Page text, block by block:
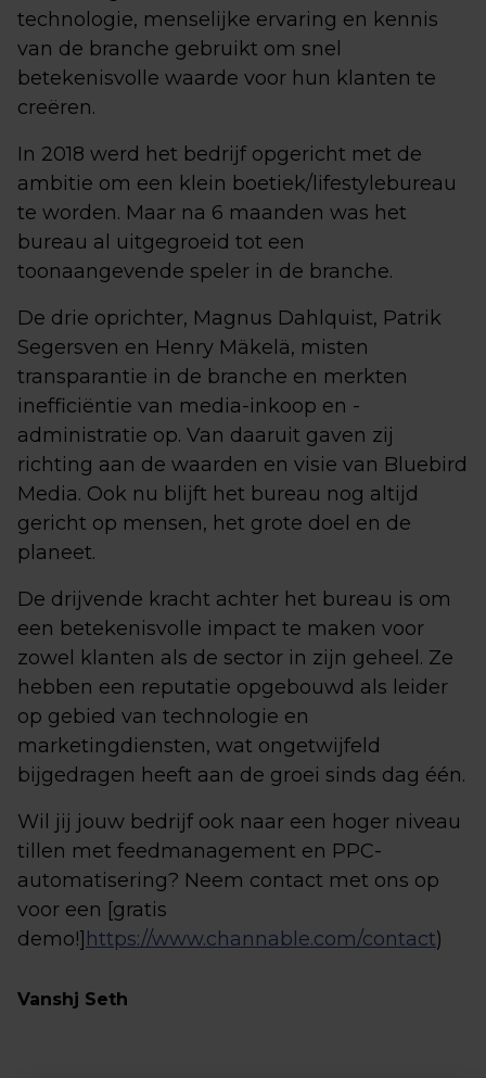
technologie, menselijke ervaring en kennis
van de branche gebruikt om snel
betekenisvolle waarde voor hun klanten te
creëren.
In 2018 werd het bedrijf opgericht met de
ambitie om een klein boetiek/lifestylebureau
te worden. Maar na 6 maanden was het
bureau al uitgegroeid tot een
toonaangevende speler in de branche.
De drie oprichter, Magnus Dahlquist, Patrik
Segersven en Henry Mäkelä, misten
transparantie in de branche en merkten
inefficiëntie van media-inkoop en -
administratie op. Van daaruit gaven zij
richting aan de waarden en visie van Bluebird
Media. Ook nu blijft het bureau nog altijd
gericht op mensen, het grote doel en de
planeet.
De drijvende kracht achter het bureau is om
een betekenisvolle impact te maken voor
zowel klanten als de sector in zijn geheel. Ze
hebben een reputatie opgebouwd als leider
op gebied van technologie en
marketingdiensten, wat ongetwijfeld
bijgedragen heeft aan de groei sinds dag één.
Wil jij jouw bedrijf ook naar een hoger niveau
tillen met feedmanagement en PPC-
automatisering? Neem contact met ons op
voor een [gratis
demo!] https://www.channable.com/contact)
Vanshj Seth